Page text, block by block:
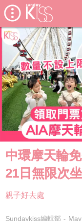
中環摩天輪
21日無限次
親子好去處
Sundaykiss編輯部